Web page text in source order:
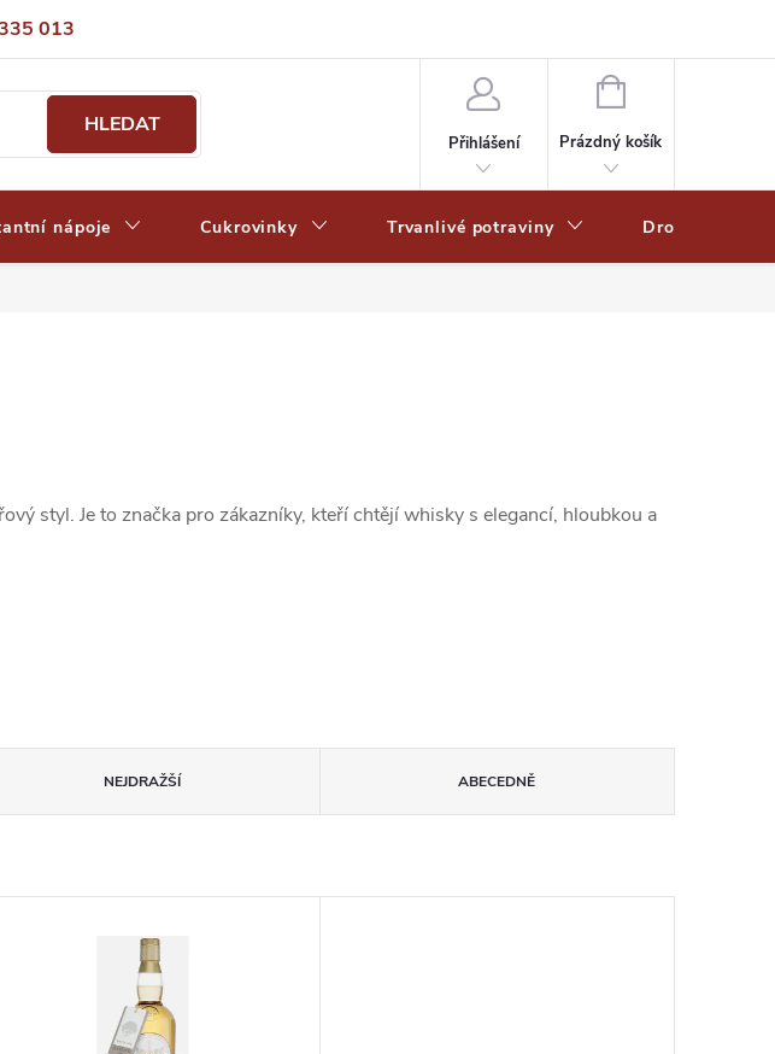
013
Často kladené otázky
HLEDAT
Přihlášení
NÁKUPNÍ
Prázdný košík
nápoje Cukrovinky Trvanlivé potraviny Drogerie
styl. Je to značka pro zákazníky, kteří chtějí whisky s elegancí, hloubkou a
NEJDRAŽŠÍ ABECEDNĚ